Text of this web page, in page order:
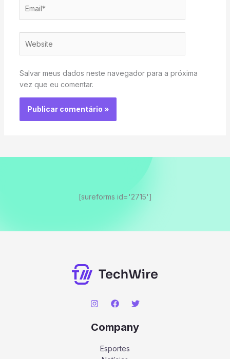
Salvar meus dados neste navegador para a próxima
vez que eu comentar.
[sureforms id='2715']
Company
Esportes